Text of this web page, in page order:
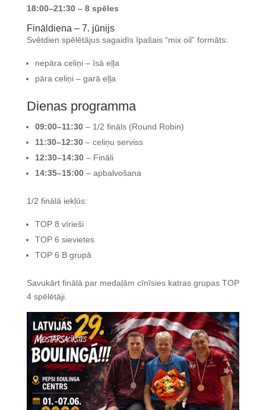
18:00–21:30 – 8 spēles
Fināldiena – 7. jūnijs
Svētdien spēlētājus sagaidīs īpašais “mix oil” formāts:
nepāra celiņi – īsā eļļa
pāra celiņi – garā eļļa
Dienas programma
09:00–11:30– 1/2 fināls (Round Robin)
11:30–12:30– celiņu serviss
12:30–14:30– Fināli
14:35–15:00– apbalvošana
1/2 finālā iekļūs:
TOP 8 vīrieši
TOP 6 sievietes
TOP 6 B grupā
Savukārt finālā par medaļām cīnīsies katras grupas TOP
4 spēlētāji.